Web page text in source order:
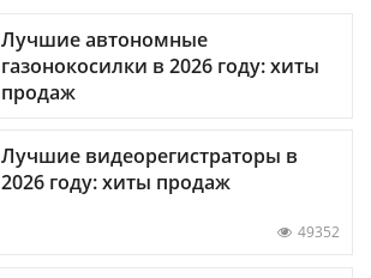
Лучшие автономные
газонокосилки в 2026 году: хиты
продаж
Лучшие видеорегистраторы в
2026 году: хиты продаж
49352